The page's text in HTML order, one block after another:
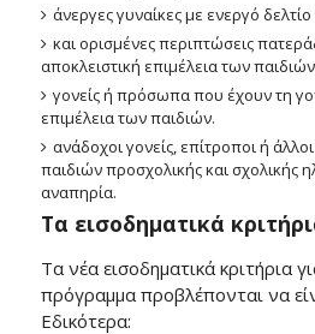
άνεργες γυναίκες με ενεργό
και ορισμένες περιπτώσεις
αποκλειστική επιμέλεια των
γονείς ή πρόσωπα που έχουν τη
επιμέλεια των παιδιών.
ανάδοχοι γονείς, επίτροποι ή
παιδιών προσχολικής και σχολικής
αναπηρία.
Τα εισοδηματικά
Τα νέα εισοδηματικά κριτήρια
πρόγραμμα προβλέπονται να
Εδικότερα: